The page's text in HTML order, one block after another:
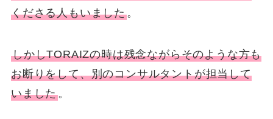
くださる人もいました。
しかしTORAIZの時は残念ながらそのような方も
お断りをして、別のコンサルタントが担当して
いました。